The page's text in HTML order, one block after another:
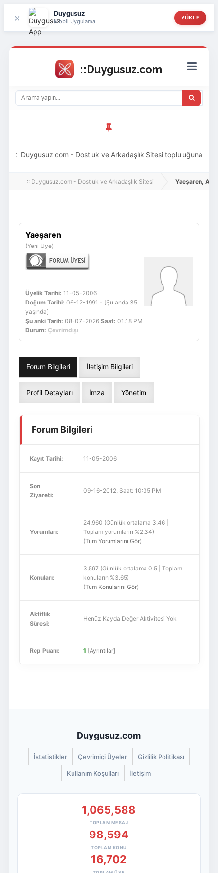
× Duygusuz
Mobil Uygulama
YÜKLE
:: Duygusuz.com - Dostluk ve Arkadaşlık Sitesi topluluğuna
hoş geldin ziyaretçi! Aramıza katılmak istersen kayıt
:: Duygusuz.com - Dostluk ve Arkadaşlık Sitesi Yaeşaren, Adlı
Yaeşaren
(Yeni Üye)
Üyelik Tarihi: 11-05-2006
Doğum Tarihi: 06-12-1991 - [Şu anda 35
yaşında]
Şu anki Tarih: 08-07-2026 Saat: 01:18 PM
Durum: Çevrimdışı
Forum Bilgileri İletişim Bilgileri
Profil Detayları İmza Yönetim
Forum Bilgileri
Kayıt Tarihi: 11-05-2006
Son
Ziyareti:
09-16-2012, Saat: 10:35 PM
Yorumları:
24,960 (Günlük ortalama 3.46 |
Toplam yorumların %2.34)
(Tüm Yorumlarını Gör)
Konuları:
3,597 (Günlük ortalama 0.5 | Toplam
konuların %3.65)
(Tüm Konularını Gör)
Aktiflik
Süresi:
Henüz Kayda Değer Aktivitesi Yok
Rep Puanı: 1 [Ayrıntılar]
Duygusuz.com
İstatistikler Çevrimiçi Üyeler Gizlilik Politikası
Kullanım Koşulları İletişim
1,065,588
TOPLAM MESAJ
98,594
TOPLAM KONU
16,702